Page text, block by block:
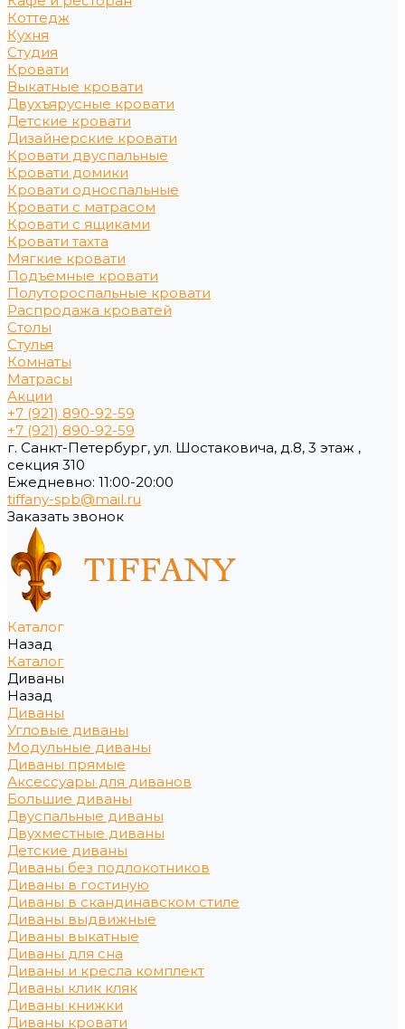
Коттедж
Кухня
Студия
Кровати
Выкатные кровати
Двухъярусные кровати
Детские кровати
Дизайнерские кровати
Кровати двуспальные
Кровати домики
Кровати односпальные
Кровати с матрасом
Кровати с ящиками
Кровати тахта
Мягкие кровати
Подъемные кровати
Полутороспальные кровати
Распродажа кроватей
Столы
Стулья
Комнаты
Матрасы
Акции
+7 (921) 890-92-59
+7 (921) 890-92-59
г. Санкт-Петербург, ул. Шостаковича, д.8, 3 этаж ,
секция 310
Ежедневно: 11:00-20:00
tiffany-spb@mail.ru
Заказать звонок
Каталог
Назад
Каталог
Диваны
Назад
Диваны
Угловые диваны
Модульные диваны
Диваны прямые
Аксессуары для диванов
Большие диваны
Двуспальные диваны
Двухместные диваны
Детские диваны
Диваны без подлокотников
Диваны в гостиную
Диваны в скандинавском стиле
Диваны выдвижные
Диваны выкатные
Диваны для сна
Диваны и кресла комплект
Диваны клик кляк
Диваны книжки
Диваны кровати